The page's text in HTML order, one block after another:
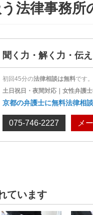
法律事務所
聞く力・解く力・伝
初回45分の法律相談は無料です。
土日祝日・夜間対応｜女性弁護
京都の弁護士に無料法律相談
075-746-2227 メ
ています